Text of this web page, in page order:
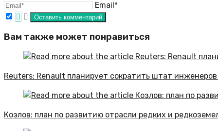
Email*
Вам также может понравиться
Reuters: Renault планирует сократить штат
Козлов: план по развитию отрасли редких и